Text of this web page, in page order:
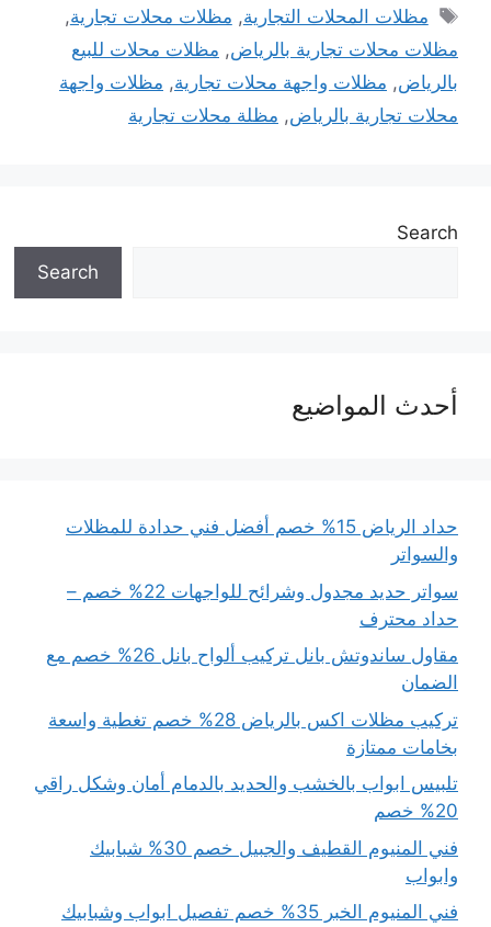
الوسوم
مظلات المحلات التجارية, مظلات محلات تجارية,
مظلات محلات تجارية بالرياض, مظلات محلات للبيع
بالرياض, مظلات واجهة محلات تجارية, مظلات واجهة
محلات تجارية بالرياض, مظلة محلات تجارية
Search
Search
أحدث المواضيع
حداد الرياض 15% خصم أفضل فني حدادة للمظلات
والسواتر
سواتر حديد مجدول وشرائح للواجهات 22% خصم –
حداد محترف
مقاول ساندوتش بانل تركيب ألواح بانل 26% خصم مع
الضمان
تركيب مظلات اكس بالرياض 28% خصم تغطية واسعة
بخامات ممتازة
تلبيس ابواب بالخشب والحديد بالدمام أمان وشكل راقي
20% خصم
فني المنيوم القطيف والجبيل خصم 30% شبابيك
وابواب
فني المنيوم الخبر 35% خصم تفصيل ابواب وشبابيك